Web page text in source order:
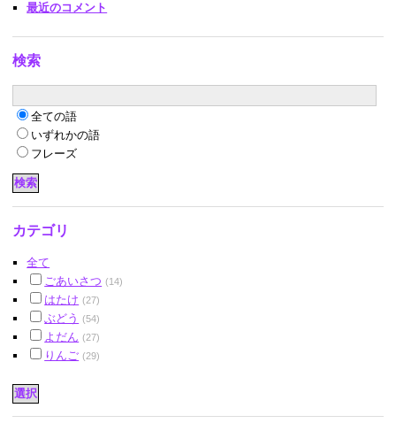
最近のコメント
検索
全ての語
いずれかの語
フレーズ
カテゴリ
全て
ごあいさつ (14)
はたけ (27)
ぶどう (54)
よだん (27)
りんご (29)